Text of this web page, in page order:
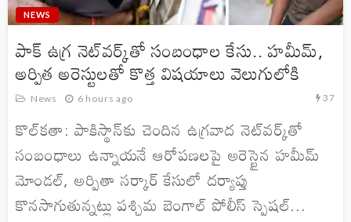
NEWS
పాక్ ఉగ్ర నెట్‌వర్క్‌తో సంబంధాల కేసు.. హమీమ్,
అర్పిత అరెస్టులతో కొత్త విషయాలు వెలుగులోకి
News 6 hours ago 37
కొల్‌కతా: పాకిస్థాన్‌కు చెందిన ఉగ్రవాద నెట్‌వర్క్‌తో
సంబంధాలు ఉన్నాయనే ఆరోపణలపై అరెస్టైన హమీమ్
మోండల్, అర్పితా సర్కార్ కేసులో దర్యాప్తు
కొనసాగుతున్నట్లు పశ్చిమ బెంగాల్ పోలీస్ స్పెషల్...